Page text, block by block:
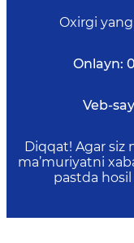
Oxirgi
Onlayn: 0
Veb-
Diqqat! Agar siz
ma’muriyatni
pastda